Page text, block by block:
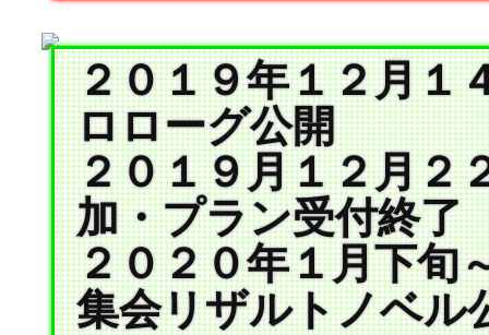
２０１９年１２月
ロローグ公開
２０１９月１２月
加・プラン受付終了
２０２０年１月下
集会リザルトノベル